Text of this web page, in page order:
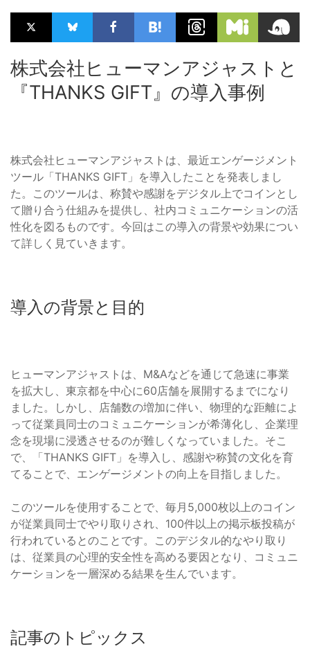
株式会社ヒューマンアジャストと
『THANKS GIFT』の導入事例
株式会社ヒューマンアジャストは、最近エンゲージメント
ツール「THANKS GIFT」を導入したことを発表しまし
た。このツールは、称賛や感謝をデジタル上でコインとし
て贈り合う仕組みを提供し、社内コミュニケーションの活
性化を図るものです。今回はこの導入の背景や効果につい
て詳しく見ていきます。
導入の背景と目的
ヒューマンアジャストは、M&Aなどを通じて急速に事業
を拡大し、東京都を中心に60店舗を展開するまでになり
ました。しかし、店舗数の増加に伴い、物理的な距離によ
って従業員同士のコミュニケーションが希薄化し、企業理
念を現場に浸透させるのが難しくなっていました。そこ
で、「THANKS GIFT」を導入し、感謝や称賛の文化を育
てることで、エンゲージメントの向上を目指しました。
このツールを使用することで、毎月5,000枚以上のコイン
が従業員同士でやり取りされ、100件以上の掲示板投稿が
行われているとのことです。このデジタル的なやり取り
は、従業員の心理的安全性を高める要因となり、コミュニ
ケーションを一層深める結果を生んでいます。
記事のトピックス